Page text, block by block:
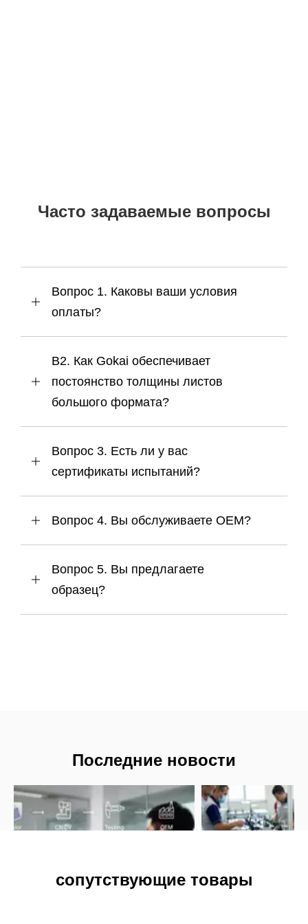
Часто задаваемые вопросы
Вопрос 1. Каковы ваши условия
оплаты?
В2. Как Gokai обеспечивает
постоянство толщины листов
большого формата?
Вопрос 3. Есть ли у вас
сертификаты испытаний?
Вопрос 4. Вы обслуживаете OEM?
Вопрос 5. Вы предлагаете
образец?
Последние новости
сопутствующие товары